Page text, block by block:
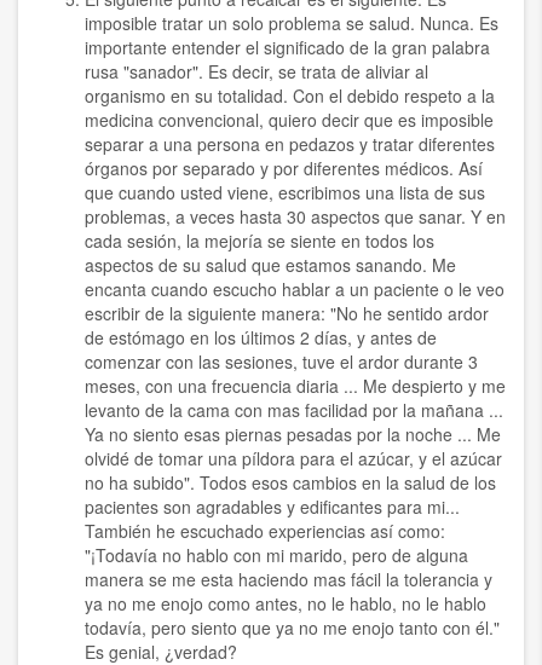
imposible tratar un solo problema se salud. Nunca. Es
importante entender el significado de la gran palabra
rusa "sanador". Es decir, se trata de aliviar al
organismo en su totalidad. Con el debido respeto a la
medicina convencional, quiero decir que es imposible
separar a una persona en pedazos y tratar diferentes
órganos por separado y por diferentes médicos. Así
que cuando usted viene, escribimos una lista de sus
problemas, a veces hasta 30 aspectos que sanar. Y en
cada sesión, la mejoría se siente en todos los
aspectos de su salud que estamos sanando. Me
encanta cuando escucho hablar a un paciente o le veo
escribir de la siguiente manera: "No he sentido ardor
de estómago en los últimos 2 días, y antes de
comenzar con las sesiones, tuve el ardor durante 3
meses, con una frecuencia diaria ... Me despierto y me
levanto de la cama con mas facilidad por la mañana ...
Ya no siento esas piernas pesadas por la noche ... Me
olvidé de tomar una píldora para el azúcar, y el azúcar
no ha subido". Todos esos cambios en la salud de los
pacientes son agradables y edificantes para mi...
También he escuchado experiencias así como:
"¡Todavía no hablo con mi marido, pero de alguna
manera se me esta haciendo mas fácil la tolerancia y
ya no me enojo como antes, no le hablo, no le hablo
todavía, pero siento que ya no me enojo tanto con él."
Es genial, ¿verdad?